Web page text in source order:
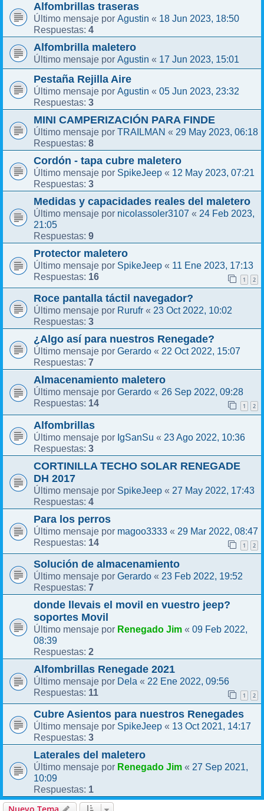
Alfombrillas traseras
Último mensaje por Agustin « 18 Jun 2023, 18:50
Respuestas: 4
Alfombrilla maletero
Último mensaje por Agustin « 17 Jun 2023, 15:01
Pestaña Rejilla Aire
Último mensaje por Agustin « 05 Jun 2023, 23:32
Respuestas: 3
MINI CAMPERIZACIÓN PARA FINDE
Último mensaje por TRAILMAN « 29 May 2023, 06:18
Respuestas: 8
Cordón - tapa cubre maletero
Último mensaje por SpikeJeep « 12 May 2023, 07:21
Respuestas: 3
Medidas y capacidades reales del maletero
Último mensaje por nicolassoler3107 « 24 Feb 2023,
21:05
Respuestas: 9
Protector maletero
Último mensaje por SpikeJeep « 11 Ene 2023, 17:13
Respuestas: 16 1 2
Roce pantalla táctil navegador?
Último mensaje por Rurufr « 23 Oct 2022, 10:02
Respuestas: 3
¿Algo así para nuestros Renegade?
Último mensaje por Gerardo « 22 Oct 2022, 15:07
Respuestas: 7
Almacenamiento maletero
Último mensaje por Gerardo « 26 Sep 2022, 09:28
Respuestas: 14 1 2
Alfombrillas
Último mensaje por IgSanSu « 23 Ago 2022, 10:36
Respuestas: 3
CORTINILLA TECHO SOLAR RENEGADE
DH 2017
Último mensaje por SpikeJeep « 27 May 2022, 17:43
Respuestas: 4
Para los perros
Último mensaje por magoo3333 « 29 Mar 2022, 08:47
Respuestas: 14 1 2
Solución de almacenamiento
Último mensaje por Gerardo « 23 Feb 2022, 19:52
Respuestas: 7
donde llevais el movil en vuestro jeep?
soportes Movil
Último mensaje por Renegado Jim « 09 Feb 2022,
08:39
Respuestas: 2
Alfombrillas Renegade 2021
Último mensaje por Dela « 22 Ene 2022, 09:56
Respuestas: 11 1 2
Cubre Asientos para nuestros Renegades
Último mensaje por SpikeJeep « 13 Oct 2021, 14:17
Respuestas: 3
Laterales del maletero
Último mensaje por Renegado Jim « 27 Sep 2021,
10:09
Respuestas: 1